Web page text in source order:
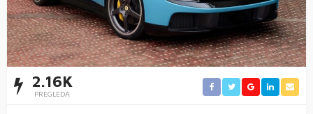
2.16K
PREGLEDA